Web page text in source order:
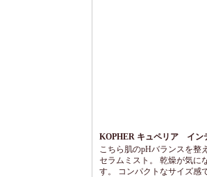
KOPHER キュペリア イン
こちら肌のpHバランスを整
セラムミスト。 乾燥が気に
す。 コンパクトなサイズ感